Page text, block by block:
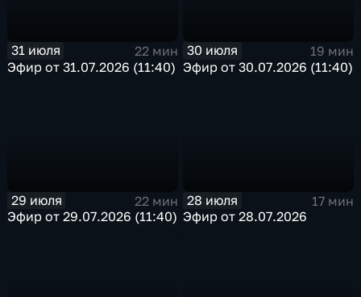
31 июля
22 мин
Эфир от 31.07.2026 (11:40)
30 июля
19 мин
Эфир от 30.07.2026 (11:40)
29 июля
22 мин
Эфир от 29.07.2026 (11:40)
28 июля
17 мин
Эфир от 28.07.2026